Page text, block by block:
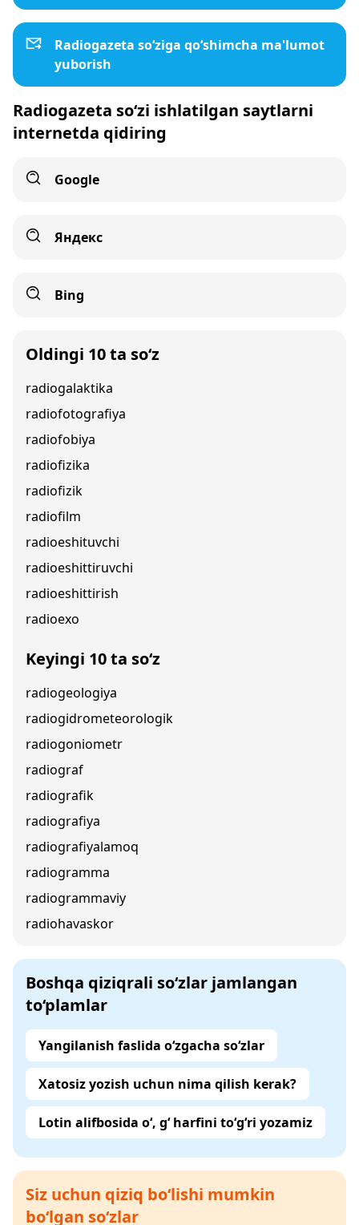
Radiogazeta so‘ziga qo‘shimcha ma'lumot
yuborish
Radiogazeta so‘zi ishlatilgan saytlarni
internetda qidiring
Google
Яндекс
Bing
Oldingi 10 ta so‘z
radiogalaktika
radiofotografiya
radiofobiya
radiofizika
radiofizik
radiofilm
radioeshituvchi
radioeshittiruvchi
radioeshittirish
radioexo
Keyingi 10 ta so‘z
radiogeologiya
radiogidrometeorologik
radiogoniometr
radiograf
radiografik
radiografiya
radiografiyalamoq
radiogramma
radiogrammaviy
radiohavaskor
Boshqa qiziqrali so‘zlar jamlangan
to‘plamlar
Yangilanish faslida o‘zgacha so‘zlar
Xatosiz yozish uchun nima qilish kerak?
Lotin alifbosida o‘, g‘ harfini to‘g‘ri yozamiz
Siz uchun qiziq bo‘lishi mumkin
bo‘lgan so‘zlar